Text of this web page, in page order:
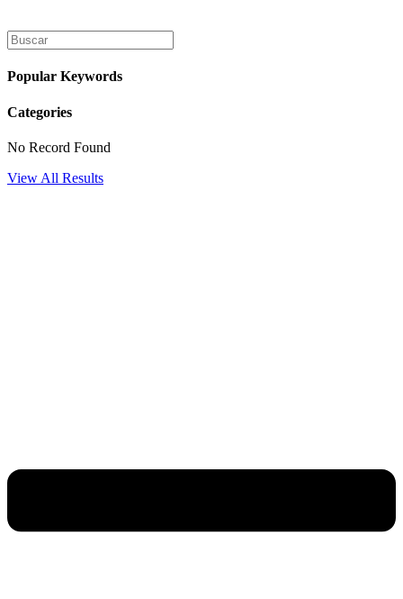
Ir
al
contenido
Popular Keywords
Categories
No Record Found
View All Results